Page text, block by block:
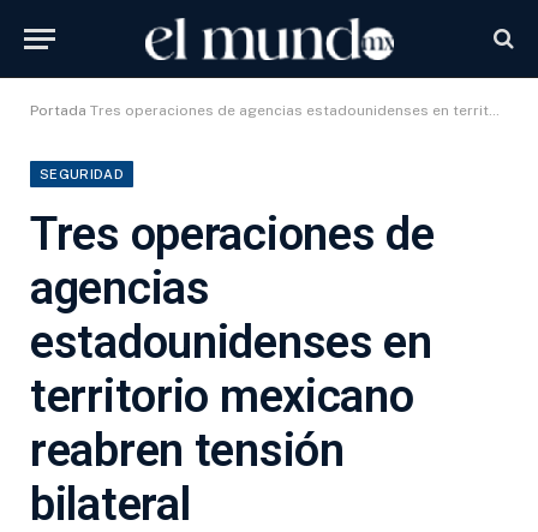
Portada Tres operaciones de agencias estadounidenses en territorio mexicano reabren tensión bilateral
SEGURIDAD
Tres operaciones de
agencias
estadounidenses en
territorio mexicano
reabren tensión
bilateral